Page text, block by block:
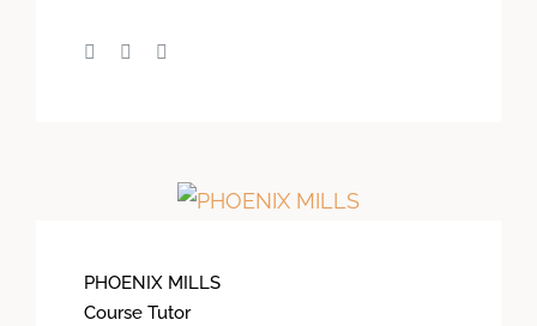
PHOENIX MILLS
Course Tutor